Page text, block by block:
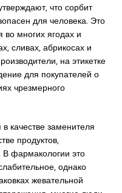
что сорбит
для человека. Это
во многих ягодах и
сливах, абрикосах и
на этикетке
для покупателей о
чрезмерного
качестве заменителя
продуктов,
В фармакологии это
однако
жевательной